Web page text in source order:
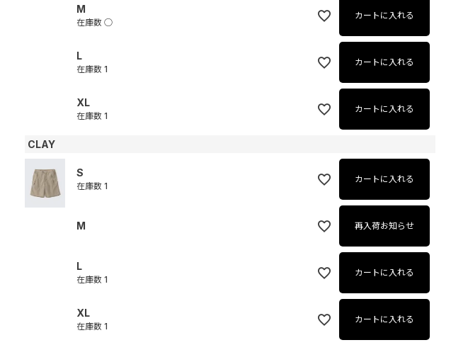
M
在庫数 ○
カートに入れる
L
在庫数 1
カートに入れる
XL
在庫数 1
カートに入れる
CLAY
S
在庫数 1
カートに入れる
M 再入荷お知らせ
L
在庫数 1
カートに入れる
XL
在庫数 1
カートに入れる